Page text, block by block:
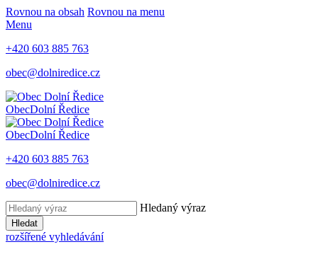
Rovnou na obsah Rovnou na menu
Menu
+420 603 885 763
obec@dolniredice.cz
ObecDolní Ředice
ObecDolní Ředice
+420 603 885 763
obec@dolniredice.cz
Hledaný výraz
Hledat
rozšířené vyhledávání